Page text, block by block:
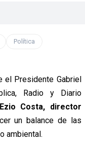
Política
el Presidente Gabriel
Radio y Diario
Ezio Costa, director
un balance de las
ambiental.